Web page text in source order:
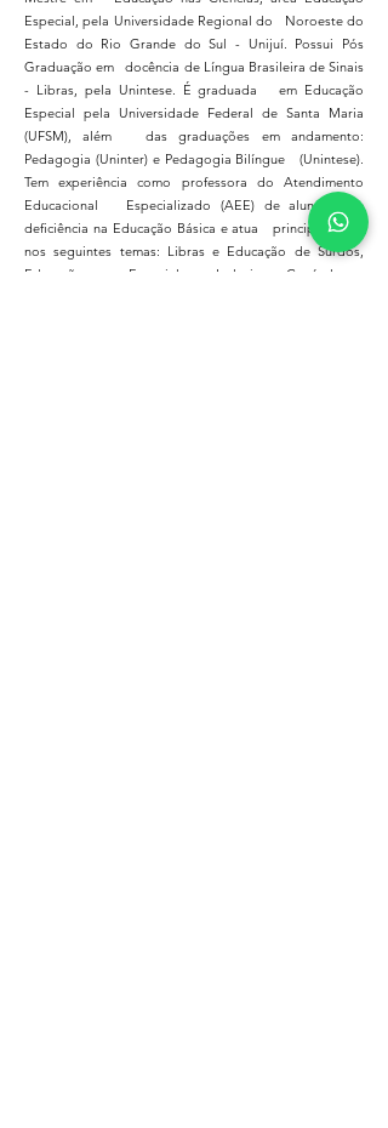
Especial, pela Universidade Regional do Noroeste do
Estado do Rio Grande do Sul - Unijuí. Possui Pós
Graduação em docência de Língua Brasileira de Sinais
- Libras, pela Unintese. É graduada em Educação
Especial pela Universidade Federal de Santa Maria
(UFSM), além das graduações em andamento:
Pedagogia (Uninter) e Pedagogia Bilíngue (Unintese).
Tem experiência como professora do Atendimento
Educacional Especializado (AEE) de alunos com
deficiência na Educação Básica e atua principalmente
nos seguintes temas: Libras e Educação de Surdos,
Educação Especial e Inclusiva, Currículo e